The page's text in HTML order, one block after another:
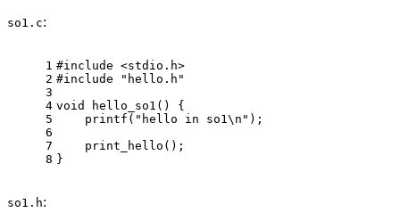
so1.c:
1
2
3
4
5
6
7
8
#include <stdio.h>
#include
"hello.h"
void
hello_so1 ()
{
printf ( "hello in so1\n" );
    print_hello();
}
so1.h: